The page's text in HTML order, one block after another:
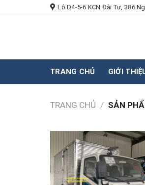
Lô D4-5-6 KCN Đài Tư, 386
TRANG CHỦ GIỚI
TRANG CHỦ / SẢN